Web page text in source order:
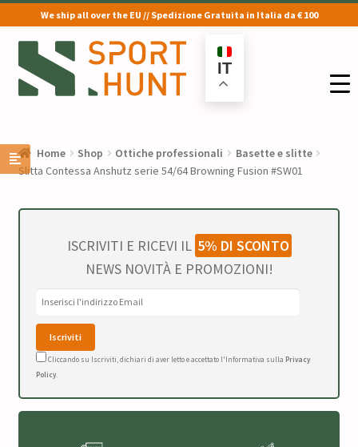
We ship all over the EU // Spedizione Gratuita in Italia da € 100
Vai
alla
navigazione
Vai
al
contenuto
IT
Home Shop Ottiche professionali
Basette e slitte
Slitta Contessa Anshutz serie 54/64 Browning Fusion #SW01
ISCRIVITI E RICEVI IL 5% DI SCONTO
NEWS NOVITÀ E PROMOZIONI!
Cliccando su Iscriviti, dichiari di aver letto e accettato l'Informativa sulla Privacy
Policy.